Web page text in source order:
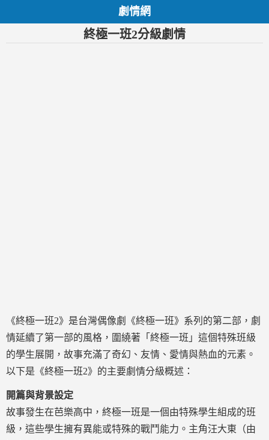
劇情網
終極一班2分級劇情
《終極一班2》是台灣偶像劇《終極一班》系列的第二部，劇
情延續了第一部的風格，圍繞著「終極一班」這個特殊班級
的學生展開，故事充滿了奇幻、友情、愛情與熱血的元素。
以下是《終極一班2》的主要劇情分級概述：
開篇與背景設定
故事發生在芭樂高中，終極一班是一個由特殊學生組成的班
級，這些學生擁有異能或特殊的戰鬥能力。主角汪大東（由